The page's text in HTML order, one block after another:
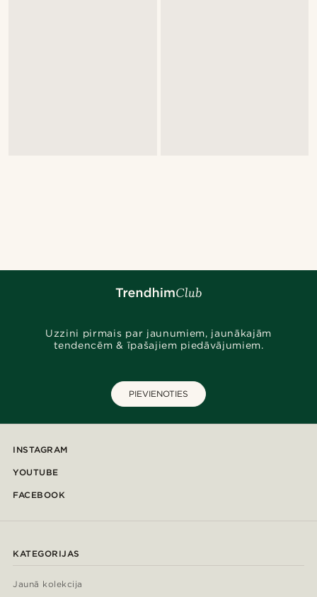
Uzzini pirmais par jaunumiem, jaunākajām
tendencēm & īpašajiem piedāvājumiem.
PIEVIENOTIES
INSTAGRAM
YOUTUBE
FACEBOOK
KATEGORIJAS
Jaunā kolekcija